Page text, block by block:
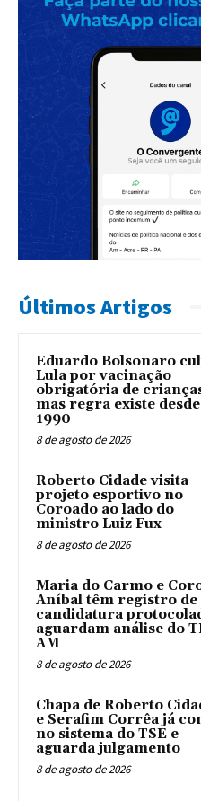
Últimos Artigos
Eduardo Bolsonaro
Lula por vacinação
obrigatória de
mas regra existe desde
1990
8 de agosto de 2026
Roberto Cidade visita
projeto esportivo no
Coroado ao lado do
ministro Luiz Fux
8 de agosto de 2026
Maria do Carmo e
Aníbal têm registro de
candidatura
aguardam análise do
AM
8 de agosto de 2026
Chapa de Roberto
e Serafim Corrêa já
no sistema do TSE e
aguarda julgamento
8 de agosto de 2026